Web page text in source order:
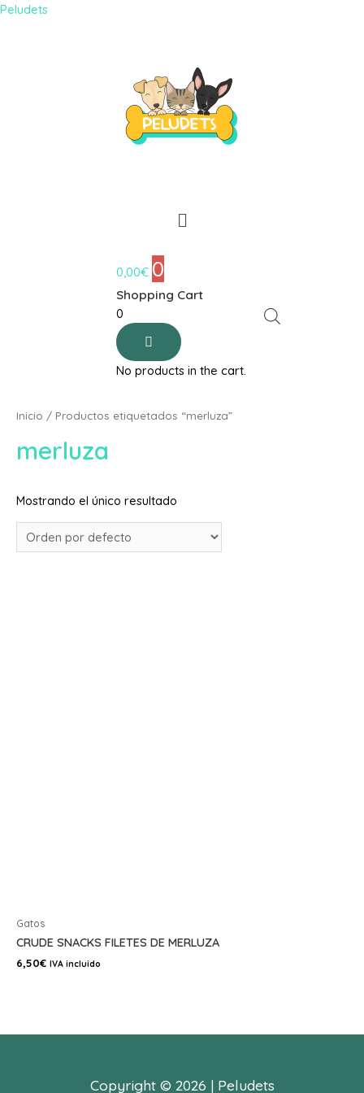
Peludets
0,00€ 0
Shopping Cart
0
No products in the cart.
Inicio / Productos etiquetados “merluza”
merluza
Mostrando el único resultado
Gatos
CRUDE SNACKS FILETES DE MERLUZA
6,50€ IVA incluido
Copyright © 2026 | Peludets